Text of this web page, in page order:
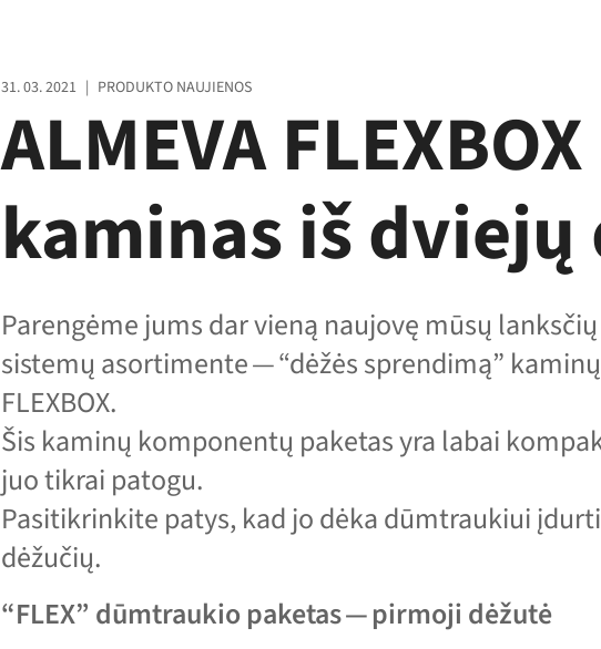
31. 03. 2021 | PRODUKTO NAUJIENOS
ALMEVA
kaminas iš dviejų
Parengėme jums dar vieną naujovę mūsų
sistemų asortimente — “dėžės sprendimą”
FLEXBOX.
Šis kaminų komponentų paketas yra labai
juo tikrai patogu.
Pasitikrinkite patys, kad jo dėka dūmtraukiui
dėžučių.
“FLEX” dūmtraukio paketas — pirmoji dėžutė